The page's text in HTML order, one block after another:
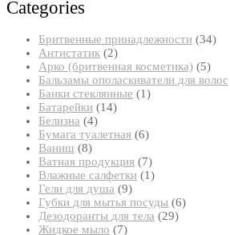
Categories
Бритвенные принадлежности 3434
Антистатик 22
товара
Арко (бритвенная косметика) 55
Бальзамы ополаскиватели для волос
Банки стеклянные 11
Батарейки 1414
Белизна 44
товара
Бумага туалетная 66
Ваниш 88
товаров
Ватная продукция 77
товаров
Влажные салфетки 11
Гели для душа 99
товаров
Губки для мытья посуды 66
Дезодоранты для тела 2929
Жидкое мыло 77